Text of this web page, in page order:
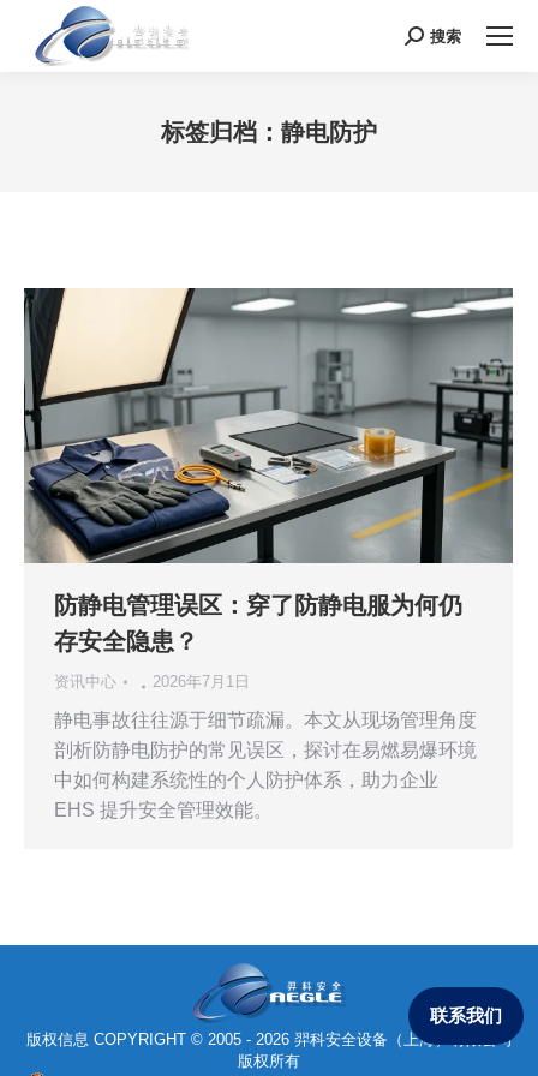
Search:
搜索
标签归档： 静电防护
防静电管理误区：穿了防静电服为何仍
存安全隐患？
资讯中心 2026年7月1日
静电事故往往源于细节疏漏。本文从现场管理角度
剖析防静电防护的常见误区，探讨在易燃易爆环境
中如何构建系统性的个人防护体系，助力企业
EHS 提升安全管理效能。
版权信息 COPYRIGHT © 2005 - 2026 羿科安全设备（上海）有限公司
版权所有
联系我们